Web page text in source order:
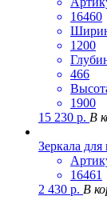
16460
1200
466
1900
15 230 р. В
Зеркала
16461
2 430 р. В